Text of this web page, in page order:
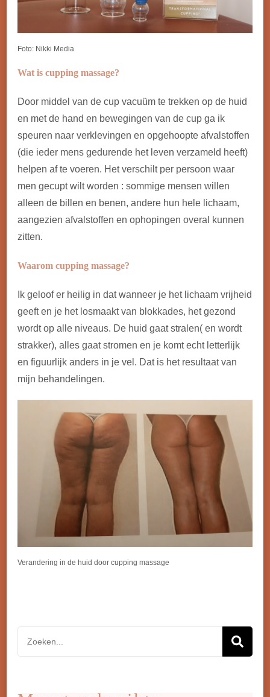
Foto: Nikki Media
Wat is cupping massage?
Door middel van de cup vacuüm te trekken op de huid
en met de hand en bewegingen van de cup ga ik
speuren naar verklevingen en opgehoopte afvalstoffen
(die ieder mens gedurende het leven verzameld heeft)
helpen af te voeren. Het verschilt per persoon waar
men gecupt wilt worden : sommige mensen willen
alleen de billen en benen, andere hun hele lichaam,
aangezien afvalstoffen en ophopingen overal kunnen
zitten.
Waarom cupping massage?
Ik geloof er heilig in dat wanneer je het lichaam vrijheid
geeft en je het losmaakt van blokkades, het gezond
wordt op alle niveaus. De huid gaat stralen( en wordt
strakker), alles gaat stromen en je komt echt letterlijk
en figuurlijk anders in je vel. Dat is het resultaat van
mijn behandelingen.
Verandering in de huid door cupping massage